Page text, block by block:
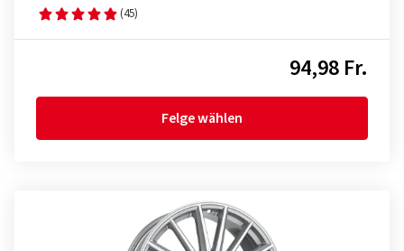
(45)
94,98 Fr.
Felge wählen